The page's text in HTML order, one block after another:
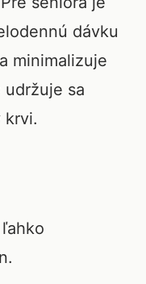
dávku
minimalizuje
udržuje sa
krvi.